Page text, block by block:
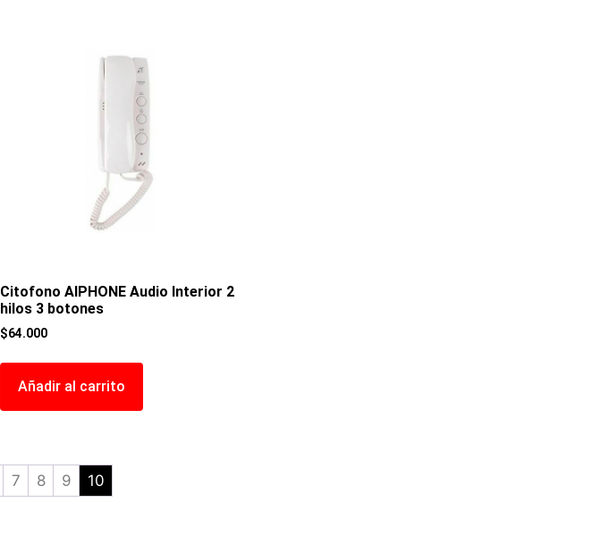
Citofono AIPHONE Audio Interior 2
hilos 3 botones
$64.000
Añadir al carrito
7 8 9 10